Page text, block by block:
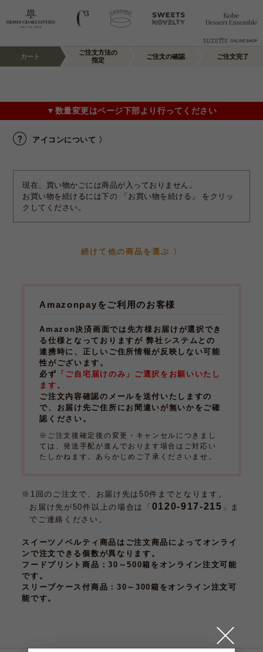
カート
ご注文方法の
指定
ご注文の確認 ご注文完了
▼数量変更はページ下部より行ってください
アイコンについて 〉
現在、買い物かごには商品が入っておりません。
お買い物を続けるには下の 「お買い物を続ける」 をクリッ
クしてください。
Amazonpayをご利用のお客様
Amazon決済画面では先方様お届けが選択でき
る仕様となっておりますが 弊社システムとの
連携時に、正しいご住所情報が反映しない可能
性がございます。
必ず 「ご自宅届けのみ」ご選択をお願いいたし
ます。
ご注文内容確認のメールを送付いたしますの
で、お届け先ご住所にお間違いが無いかをご確
認ください。
※ご注文後確定後の変更・キャンセルにつきまし
ては、発送手配が進んでおります場合はご対応い
たしかねます。あらかじめご了承くださいませ。
※1回のご注文で、お届け先は50件までとなります。
お届け先が50件以上の場合は「 0120-917-215 」ま
でご連絡ください。
スイーツノベルティ商品はご注文商品によってオンライ
ンで注文できる個数が異なります。
フードプリント商品 ：30～500箱をオンライン注文可能
です。
スリーブケース付商品 ：30～300箱をオンライン注文可
能です。